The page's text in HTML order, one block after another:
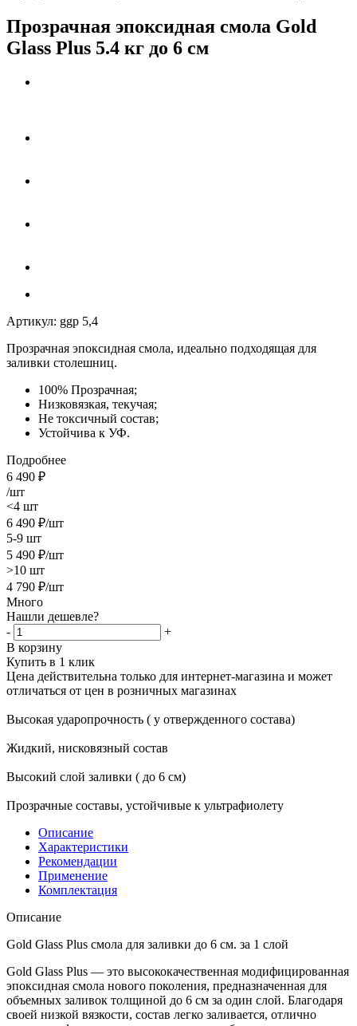
Прозрачная эпоксидная смола Gold
Glass Plus 5.4 кг до 6 см
Артикул: ggp 5,4
Прозрачная эпоксидная смола, идеально подходящая для
заливки столешниц.
100% Прозрачная;
Низковязкая, текучая;
Не токсичный состав;
Устойчива к УФ.
Подробнее
6 490 ₽
/шт
<4 шт
6 490 ₽/шт
5-9 шт
5 490 ₽/шт
>10 шт
4 790 ₽/шт
Много
Нашли дешевле?
-
+
В корзину
Купить в 1 клик
Цена действительна только для интернет-магазина и может
отличаться от цен в розничных магазинах
Высокая ударопрочность ( у отвержденного состава)
Жидкий, нисковязный состав
Высокий слой заливки ( до 6 см)
Прозрачные составы, устойчивые к ультрафиолету
Описание
Характеристики
Рекомендации
Применение
Комплектация
Описание
Gold Glass Plus смола для заливки до 6 см. за 1 слой
Gold Glass Plus — это высококачественная модифицированная
эпоксидная смола нового поколения, предназначенная для
объемных заливок толщиной до 6 см за один слой. Благодаря
своей низкой вязкости, состав легко заливается, отлично